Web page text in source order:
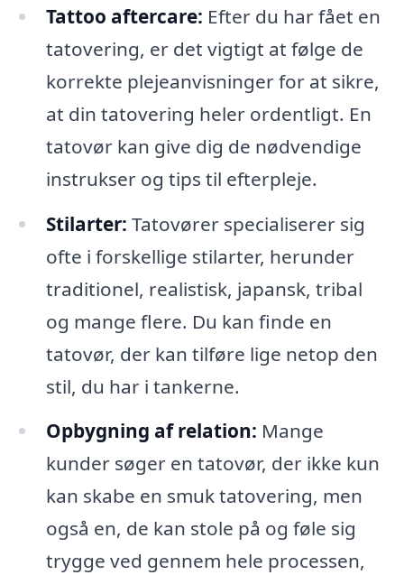
Tattoo aftercare: Efter du har fået en
tatovering, er det vigtigt at følge de
korrekte plejeanvisninger for at sikre,
at din tatovering heler ordentligt. En
tatovør kan give dig de nødvendige
instrukser og tips til efterpleje.
Stilarter: Tatovører specialiserer sig
ofte i forskellige stilarter, herunder
traditionel, realistisk, japansk, tribal
og mange flere. Du kan finde en
tatovør, der kan tilføre lige netop den
stil, du har i tankerne.
Opbygning af relation: Mange
kunder søger en tatovør, der ikke kun
kan skabe en smuk tatovering, men
også en, de kan stole på og føle sig
trygge ved gennem hele processen,